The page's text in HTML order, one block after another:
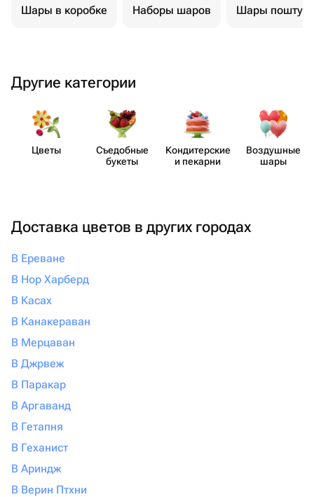
Шары в коробке Наборы шаров Шары
Другие категории
Цветы
Съедобные
букеты
Кондит​ерские
и пекарни
Воздушные
шары
Доставка цветов в других городах
В Ереване
В Нор Харберд
В Касах
В Канакераван
В Мерцаван
В Джрвеж
В Паракар
В Аргаванд
В Гетапня
В Геханист
В Ариндж
В Верин Птхни